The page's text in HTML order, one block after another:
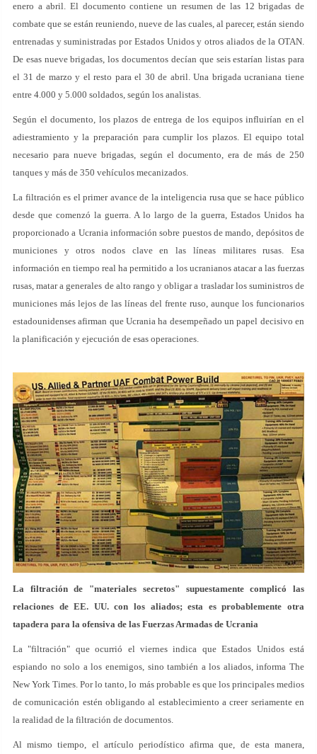
enero a abril. El documento contiene un resumen de las 12 brigadas de
combate que se están reuniendo, nueve de las cuales, al parecer, están siendo
entrenadas y suministradas por Estados Unidos y otros aliados de la OTAN.
De esas nueve brigadas, los documentos decían que seis estarían listas para
el 31 de marzo y el resto para el 30 de abril. Una brigada ucraniana tiene
entre 4.000 y 5.000 soldados, según los analistas.
Según el documento, los plazos de entrega de los equipos influirían en el
adiestramiento y la preparación para cumplir los plazos. El equipo total
necesario para nueve brigadas, según el documento, era de más de 250
tanques y más de 350 vehículos mecanizados.
La filtración es el primer avance de la inteligencia rusa que se hace público
desde que comenzó la guerra. A lo largo de la guerra, Estados Unidos ha
proporcionado a Ucrania información sobre puestos de mando, depósitos de
municiones y otros nodos clave en las líneas militares rusas. Esa
información en tiempo real ha permitido a los ucranianos atacar a las fuerzas
rusas, matar a generales de alto rango y obligar a trasladar los suministros de
municiones más lejos de las líneas del frente ruso, aunque los funcionarios
estadounidenses afirman que Ucrania ha desempeñado un papel decisivo en
la planificación y ejecución de esas operaciones.
La filtración de "materiales secretos" supuestamente complicó las
relaciones de EE. UU. con los aliados; esta es probablemente otra
tapadera para la ofensiva de las Fuerzas Armadas de Ucrania
La "filtración" que ocurrió el viernes indica que Estados Unidos está
espiando no solo a los enemigos, sino también a los aliados, informa The
New York Times. Por lo tanto, lo más probable es que los principales medios
de comunicación estén obligando al establecimiento a creer seriamente en
la realidad de la filtración de documentos.
Al mismo tiempo, el artículo periodístico afirma que, de esta manera,